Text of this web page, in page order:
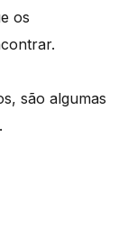
os
são algumas